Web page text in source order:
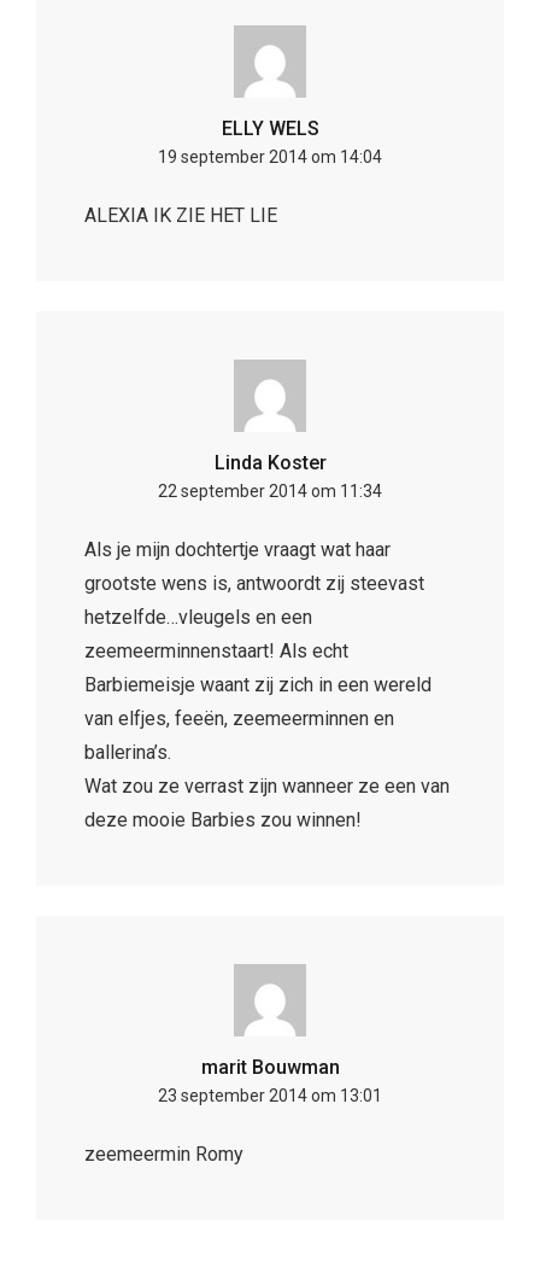
ELLY WELS
19 september 2014 om 14:04
ALEXIA IK ZIE HET LIE
Linda Koster
22 september 2014 om 11:34
Als je mijn dochtertje vraagt wat haar
grootste wens is, antwoordt zij steevast
hetzelfde…vleugels en een
zeemeerminnenstaart! Als echt
Barbiemeisje waant zij zich in een wereld
van elfjes, feeën, zeemeerminnen en
ballerina’s.
Wat zou ze verrast zijn wanneer ze een van
deze mooie Barbies zou winnen!
marit Bouwman
23 september 2014 om 13:01
zeemeermin Romy